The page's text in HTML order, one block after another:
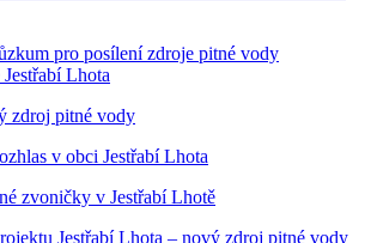
pro posílení zdroje pitné vody
Lhota
zdroj pitné vody
v obci Jestřabí Lhota
zvoničky v Jestřabí Lhotě
Jestřabí Lhota – nový zdroj pitné vody